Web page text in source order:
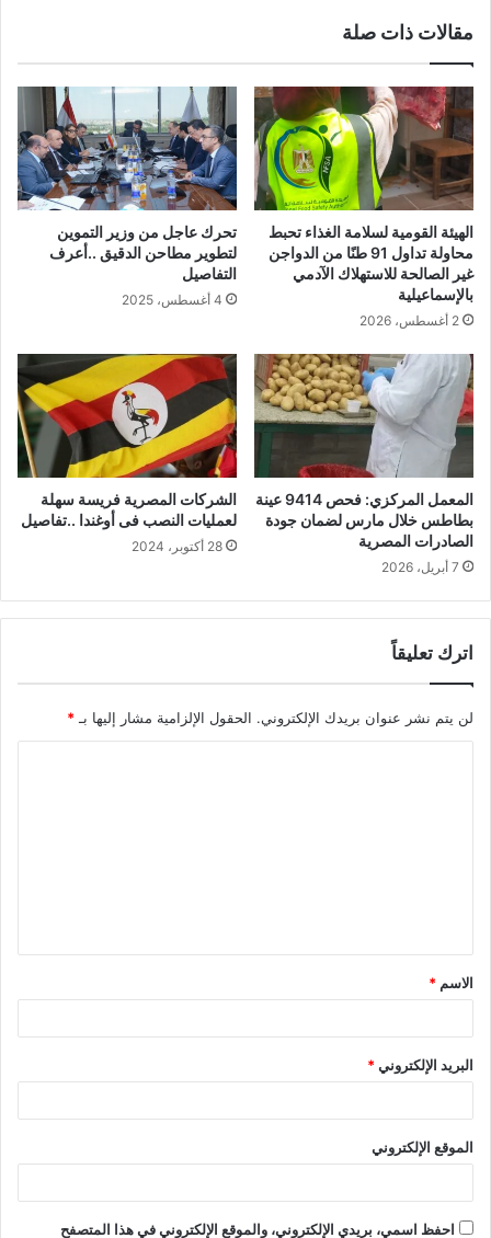
مقالات ذات صلة
الهيئة القومية لسلامة الغذاء تحبط
محاولة تداول 91 طنًا من الدواجن
غير الصالحة للاستهلاك الآدمي
بالإسماعيلية
2 أغسطس، 2026
تحرك عاجل من وزير التموين
لتطوير مطاحن الدقيق ..أعرف
التفاصيل
4 أغسطس، 2025
المعمل المركزي: فحص 9414 عينة
بطاطس خلال مارس لضمان جودة
الصادرات المصرية
7 أبريل، 2026
الشركات المصرية فريسة سهلة
لعمليات النصب فى أوغندا ..تفاصيل
28 أكتوبر، 2024
اترك تعليقاً
لن يتم نشر عنوان بريدك الإلكتروني. الحقول الإلزامية مشار إليها بـ *
ق
*
الاسم *
البريد الإلكتروني*
الموقع الإلكتروني
احفظ اسمي، بريدي الإلكتروني، والموقع الإلكتروني في هذا المتصفح